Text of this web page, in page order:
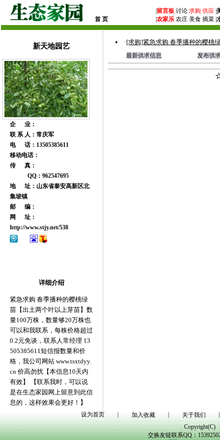
首 页
留言板 讨论 求购 供应
农家乐 农庄 美食 摘菜 |
新天地园艺
企 业：
联 系 人：常庆军
电 话：13505385611
移动电话：
传 真：
QQ：962547695
地 址：山东省泰安高新区北
集坡镇
邮 编：
网 址：
http://www.stjy.net/538
详细介绍
紧急求购 春季播种的樱桃绿
苗【出土两个叶以上芽苗】数
量100万株，数量够20万株也
可以和我联系，每株价格超过
0.2元免谈，联系人常经理 13
505385611短信报数量和价
格，我公司网站 www.tsxtdyy.
cn 价高勿扰【本信息10天内
有效】 【联系我时，可以说
是在生态家园网上留意到此信
息的，这样效果会更好！】
·[求购]紧急求购 春季播种的樱桃
最新供求信息 发布供
设为首页 加入收藏 关于我们
Copyright(C)
交换友链联系QQ：